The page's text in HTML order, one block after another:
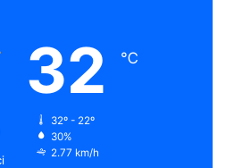
32 ℃
32º - 22º
30%
2.77 km/h